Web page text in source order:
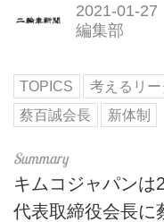
2021-01-27
編集部
TOPICS 考えるリー
蔡百誠会長
新体制
キムコジャパンは
代表取締役会長に